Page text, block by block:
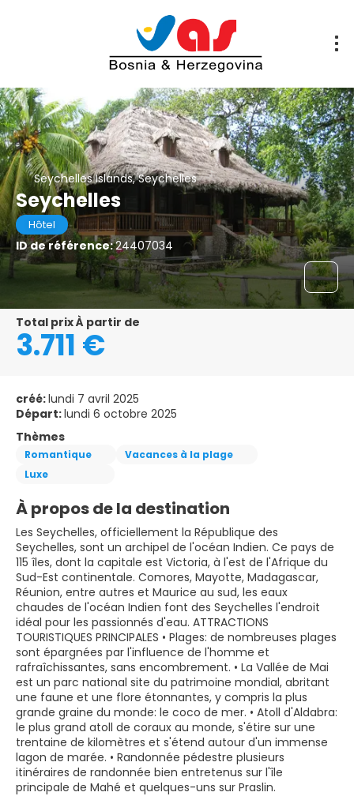
Seychelles Islands, Seychelles
Seychelles
Hôtel
ID de référence:24407034
Total prix À partir de
3.711 €
créé:lundi 7 avril 2025
Départ:lundi 6 octobre 2025
Thèmes
Romantique
Vacances à la plage
Luxe
À propos de la destination
Les Seychelles, officiellement la République des
Seychelles, sont un archipel de l'océan Indien. Ce pays de
115 îles, dont la capitale est Victoria, à l'est de l'Afrique du
Sud-Est continentale. Comores, Mayotte, Madagascar,
Réunion, entre autres et Maurice au sud, les eaux
chaudes de l'océan Indien font des Seychelles l'endroit
idéal pour les passionnés d'eau. ATTRACTIONS
TOURISTIQUES PRINCIPALES • Plages: de nombreuses plages
sont épargnées par l'influence de l'homme et
rafraîchissantes, sans encombrement. • La Vallée de Mai
est un parc national site du patrimoine mondial, abritant
une faune et une flore étonnantes, y compris la plus
grande graine du monde: le coco de mer. • Atoll d'Aldabra:
le plus grand atoll de coraux au monde, s'étire sur une
trentaine de kilomètres et s'étend autour d'un immense
lagon de marée. • Randonnée pédestre plusieurs
itinéraires de randonnée bien entretenus sur l'île
principale de Mahé et quelques-uns sur Praslin.